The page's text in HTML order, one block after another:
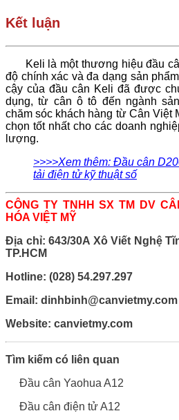
Kết luận
Keli là một thương hiệu đầu
độ chính xác và đa dạng sản
cậy của đầu cân Keli đã được
dụng, từ cân ô tô đến ngành
chăm sóc khách hàng từ Cân Việt
chọn tốt nhất cho các doanh
lượng.
>>>>Xem thêm: Đầu cân
tải điện tử kỹ thuật số
CÔNG TY TNHH SX TM DV
HÓA VIỆT MỸ
Địa chỉ: 643/30A Xô Viết Nghệ
TP.HCM
Hotline: (028) 54.297.297
Email: dinhbinh@canvietmy.com
Website: canvietmy.com
Tìm kiếm có liên quan
Đầu cân Yaohua A12
Đầu cân điện tử A12